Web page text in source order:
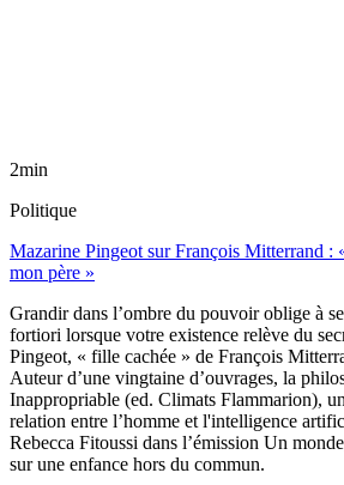
2min
Politique
Mazarine Pingeot sur François Mitterrand :
mon père »
Grandir dans l’ombre du pouvoir oblige à
fortiori lorsque votre existence relève du
Pingeot, « fille cachée » de François
Auteur d’une vingtaine d’ouvrages, la
Inappropriable (ed. Climats Flammarion),
relation entre l’homme et l'intelligence
Rebecca Fitoussi dans l’émission Un
sur une enfance hors du commun.